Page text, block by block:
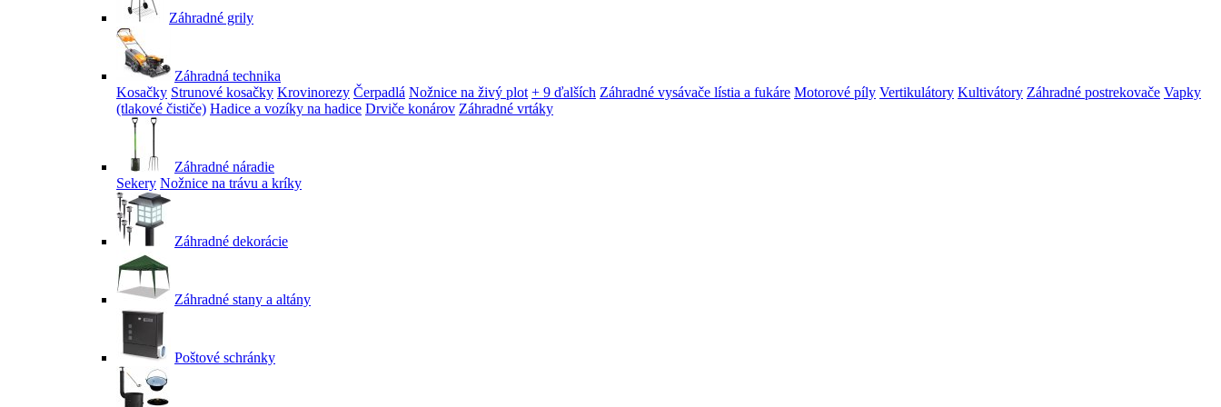
Záhradné grily
Záhradná technika
Kosačky Strunové kosačky Krovinorezy Čerpadlá Nožnice na živý plot + 9 ďalších Záhradné vysávače lístia a fukáre Motorové píly Vertikulátory Kultivátory Záhradné postrekovače Vapky
(tlakové čističe) Hadice a vozíky na hadice Drviče konárov Záhradné vrtáky
Záhradné náradie
Sekery Nožnice na trávu a kríky
Záhradné dekorácie
Záhradné stany a altány
Poštové schránky